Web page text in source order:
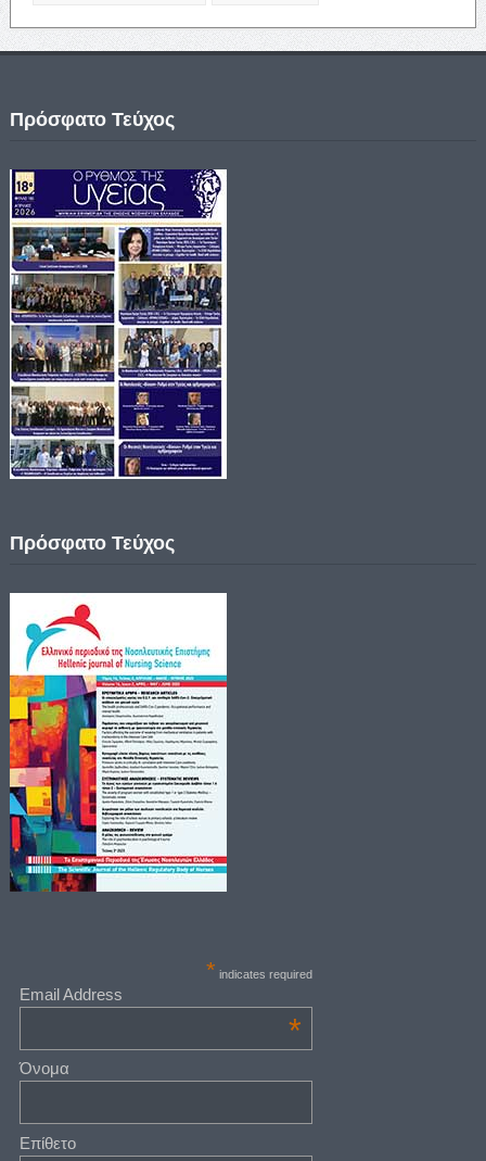
Πρόσφατο Τεύχος
Πρόσφατο Τεύχος
* indicates required
Email Address
*
Όνομα
Επίθετο